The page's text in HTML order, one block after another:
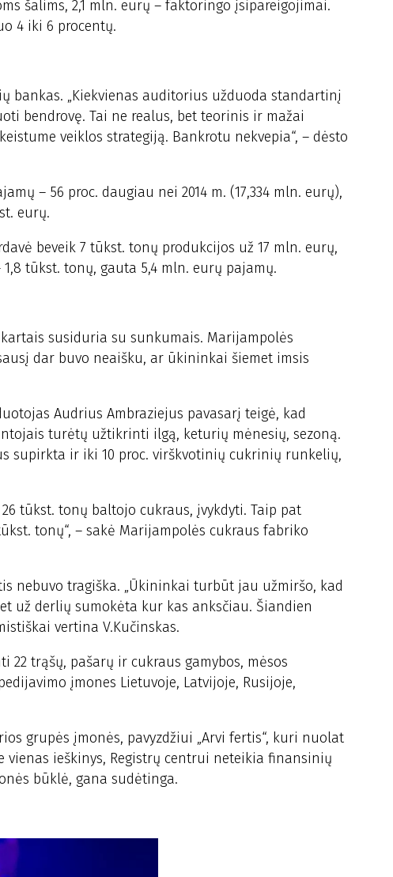
šalims, 2,1 mln. eurų – faktoringo įsipareigojimai.
4 iki 6 procentų.
bankas. „Kiekvienas auditorius užduoda standartinį
bendrovę. Tai ne realus, bet teorinis ir mažai
veiklos strategiją. Bankrotu nekvepia“, – dėsto
– 56 proc. daugiau nei 2014 m. (17,334 mln. eurų),
eurų.
beveik 7 tūkst. tonų produkcijos už 17 mln. eurų,
tūkst. tonų, gauta 5,4 mln. eurų pajamų.
susiduria su sunkumais. Marijampolės
dar buvo neaišku, ar ūkininkai šiemet imsis
Audrius Ambraziejus pavasarį teigė, kad
turėtų užtikrinti ilgą, keturių mėnesių, sezoną.
supirkta ir iki 10 proc. virškvotinių cukrinių runkelių,
tūkst. tonų baltojo cukraus, įvykdyti. Taip pat
tonų“, – sakė Marijampolės cukraus fabriko
nebuvo tragiška. „Ūkininkai turbūt jau užmiršo, kad
už derlių sumokėta kur kas anksčiau. Šiandien
vertina V.Kučinskas.
22 trąšų, pašarų ir cukraus gamybos, mėsos
įmones Lietuvoje, Latvijoje, Rusijoje,
grupės įmonės, pavyzdžiui „Arvi fertis“, kuri nuolat
ieškinys, Registrų centrui neteikia finansinių
būklė, gana sudėtinga.